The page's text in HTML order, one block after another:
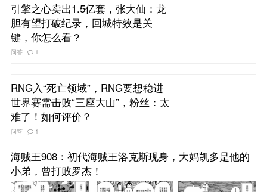
引擎之心卖出1.5亿套，张大仙：龙
胆有望打破纪录，回城特效是关
键，你怎么看？
问答 1
RNG入“死亡领域”，RNG要想稳进
世界赛需击败“三座大山”，粉丝：太
难了！如何评价？
问答 1
海贼王908：初代海贼王洛克斯现身，大妈凯多是他的
小弟，曾打败罗杰！